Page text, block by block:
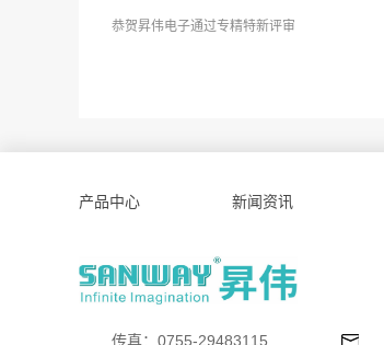
恭贺昇伟电子通过专精特新评审
产品中心 新闻资讯
传真：0755-29483115